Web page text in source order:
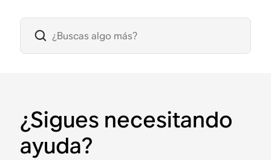
¿Sigues necesitando
ayuda?